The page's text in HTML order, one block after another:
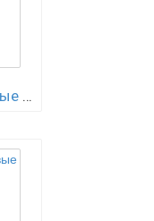
Отражение/гелиевые шары